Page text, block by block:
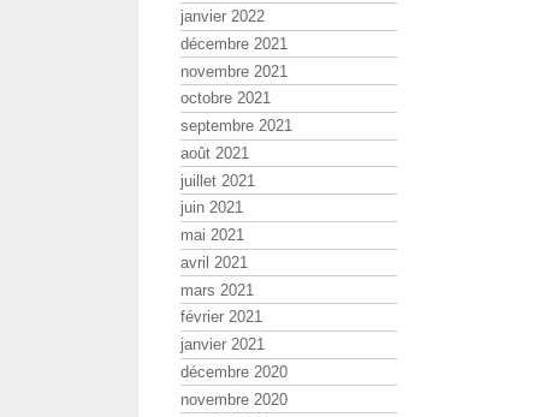
janvier 2022
décembre 2021
novembre 2021
octobre 2021
septembre 2021
août 2021
juillet 2021
juin 2021
mai 2021
avril 2021
mars 2021
février 2021
janvier 2021
décembre 2020
novembre 2020